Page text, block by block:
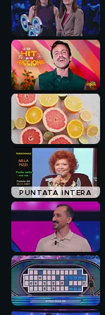
PUNTATA INTERA